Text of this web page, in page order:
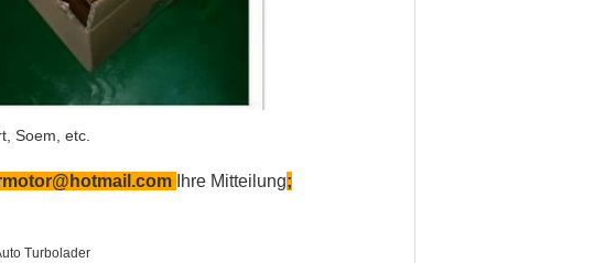
Soem, etc.
Ihre Mitteilung;
Turbolader